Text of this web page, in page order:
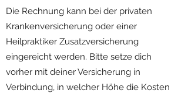
Die Rechnung kann bei der privaten
Krankenversicherung oder einer
Heilpraktiker Zusatzversicherung
eingereicht werden. Bitte setze dich
vorher mit deiner Versicherung in
Verbindung, in welcher Höhe die Kosten